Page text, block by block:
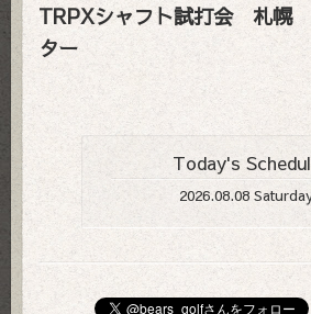
TRPXシャフト試打会 札幌
ター
Today's
2026.08.08